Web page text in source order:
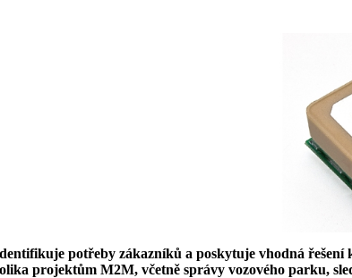
potřeby zákazníků a poskytuje vhodná řešení
projektům M2M, včetně správy vozového parku,